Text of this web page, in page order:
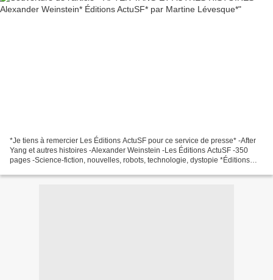
*Je tiens à remercier Les Éditions ActuSF pour ce service de presse* -After
Yang et autres histoires -Alexander Weinstein -Les Éditions ActuSF -350
pages -Science-fiction, nouvelles, robots, technologie, dystopie *Éditions